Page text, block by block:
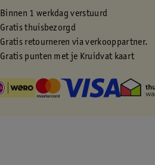
Binnen 1 werkdag verstuurd
Gratis thuisbezorgd
Gratis retourneren via verkooppartner.
Gratis punten met je Kruidvat kaart